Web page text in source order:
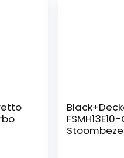
FSMH13E10-